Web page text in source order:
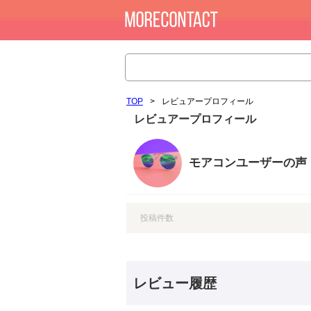
TOP > レビュアープロフィール
レビュアープロフィール
モアコンユーザーの声
投稿件数
レビュー履歴